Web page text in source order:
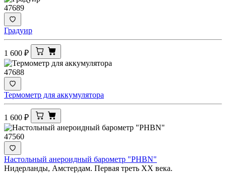
47689
Градуир
1 600 ₽
47688
Термометр для аккумулятора
1 600 ₽
47560
Настольный анероидный барометр "PHBN"
Нидерланды, Амстердам. Первая треть XX века.